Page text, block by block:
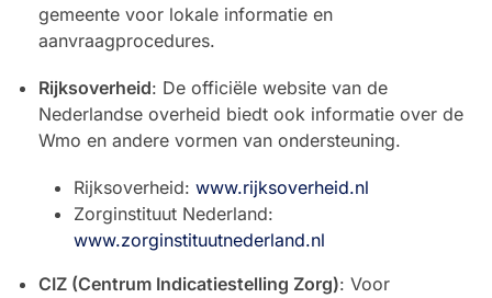
gemeente voor lokale informatie en
aanvraagprocedures.
Rijksoverheid: De officiële website van de
Nederlandse overheid biedt ook informatie over de
Wmo en andere vormen van ondersteuning.
Rijksoverheid: www.rijksoverheid.nl
Zorginstituut Nederland:
www.zorginstituutnederland.nl
CIZ (Centrum Indicatiestelling Zorg): Voor